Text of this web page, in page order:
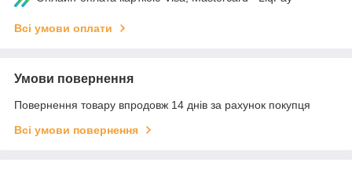
Всі умови оплати
Умови повернення
Повернення товару впродовж 14 днів за рахунок покупця
Всі умови повернення